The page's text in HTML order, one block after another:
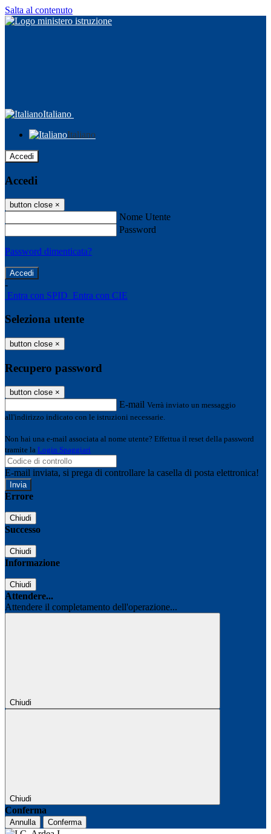
Salta al contenuto
Italiano
Italiano
Accedi
Accedi
button close ×
Nome Utente
Password
Password dimenticata?
-
Entra con SPID Entra con CIE
Seleziona utente
button close ×
Recupero password
button close ×
E-mail Verrà inviato un messaggio
all'indirizzo indicato con le istruzioni necessarie.
Non hai una e-mail associata al nome utente? Effettua il reset della password
tramite la Login Spaggiari
E-mail inviata, si prega di controllare la casella di posta elettronica!
Errore
Chiudi
Successo
Chiudi
Informazione
Chiudi
Attendere...
Attendere il completamento dell'operazione...
Chiudi
Chiudi
Conferma
Annulla Conferma